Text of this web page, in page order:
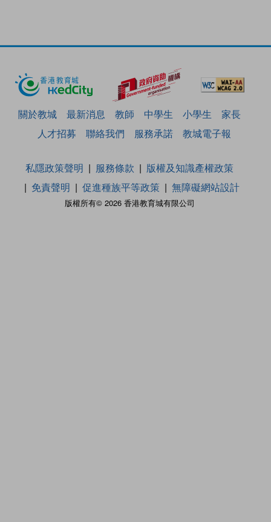
關於教城 最新消息 教師 中學生 小學生
家長
人才招募
聯絡我們 服務承諾 教城電子報
版權所有© 2026 香港教育城有限公司
私隱政策聲明 服務條款
版權及知識產權政策
免責聲明
促進種族平等政策 無障礙網站設計